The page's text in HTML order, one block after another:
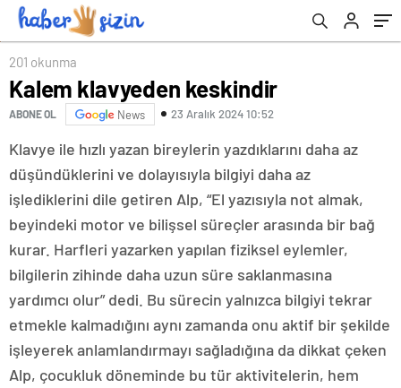
201 okunma
Kalem klavyeden keskindir
ABONE OL News 23 Aralık 2024 10:52
Klavye ile hızlı yazan bireylerin yazdıklarını daha az
düşündüklerini ve dolayısıyla bilgiyi daha az
işlediklerini dile getiren Alp, “El yazısıyla not almak,
beyindeki motor ve bilişsel süreçler arasında bir bağ
kurar. Harfleri yazarken yapılan fiziksel eylemler,
bilgilerin zihinde daha uzun süre saklanmasına
yardımcı olur” dedi. Bu sürecin yalnızca bilgiyi tekrar
etmekle kalmadığını aynı zamanda onu aktif bir şekilde
işleyerek anlamlandırmayı sağladığına da dikkat çeken
Alp, çocukluk döneminde bu tür aktivitelerin, hem